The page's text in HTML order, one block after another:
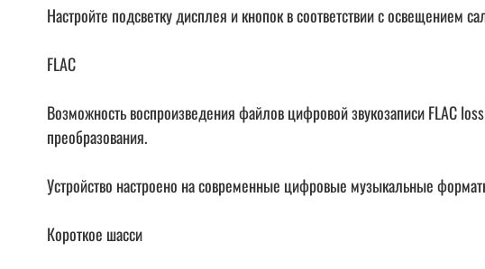
Настройте подсветку дисплея и кнопок в соответствии с освещением
FLAC
Возможность воспроизведения файлов цифровой звукозаписи FLAC
преобразования.
Устройство настроено на современные цифровые музыкальные
Короткое шасси